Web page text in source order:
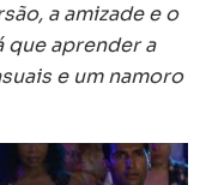
a amizade e o
que aprender a
e um namoro